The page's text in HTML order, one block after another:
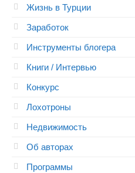
Жизнь в Турции
Заработок
Инструменты блогера
Книги / Интервью
Конкурс
Лохотроны
Недвижимость
Об авторах
Программы